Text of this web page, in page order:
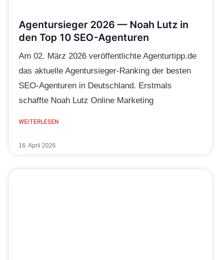
Agentursieger 2026 — Noah Lutz in
den Top 10 SEO-Agenturen
Am 02. März 2026 veröffentlichte Agenturtipp.de
das aktuelle Agentursieger-Ranking der besten
SEO-Agenturen in Deutschland. Erstmals
schaffte Noah Lutz Online Marketing
WEITERLESEN
16. April 2026